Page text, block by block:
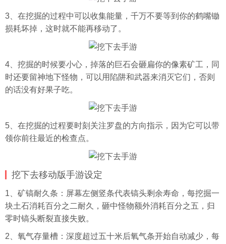
3、在挖掘的过程中可以收集能量，千万不要等到你的鹤嘴锄
损耗坏掉，这时就不能再移动了。
4、挖掘的时候要小心，掉落的巨石会砸扁你的像素矿工，同
时还要留神地下怪物，可以用陷阱和武器来消灭它们，否则
的话没有好果子吃。
5、在挖掘的过程要时刻关注罗盘的方向指示，因为它可以带
领你前往最近的检查点。
挖下去移动版手游设定
1、矿镐耐久条：屏幕左侧竖条代表镐头剩余寿命，每挖掘一
块土石消耗百分之二耐久，砸中怪物额外消耗百分之五，归
零时镐头断裂直接失败。
2、氧气存量槽：深度超过五十米后氧气条开始自动减少，每